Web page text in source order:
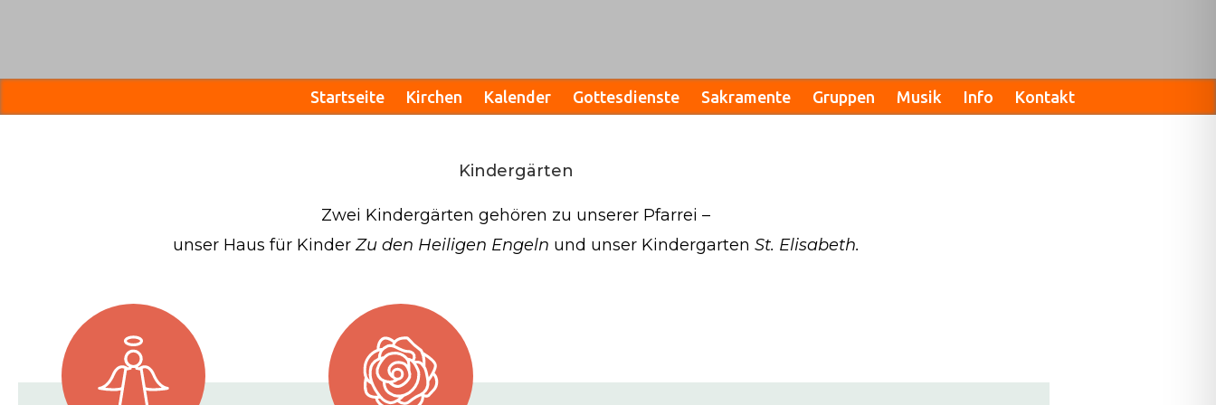
Startseite Kirchen Kalender Gottesdienste Sakramente Gruppen Musik Info Kontakt
Kindergärten
Zwei Kindergärten gehören zu unserer Pfarrei –
unser Haus für KinderZu den Heiligen Engeln und unser Kindergarten St. Elisabeth.